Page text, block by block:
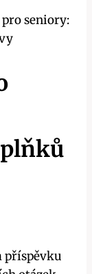
seniory:
příspěvku